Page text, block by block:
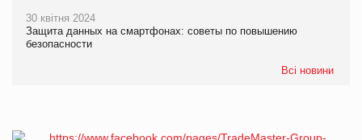
30 квітня 2024
Защита данных на смартфонах: советы по повышению
безопасности
Всі новини